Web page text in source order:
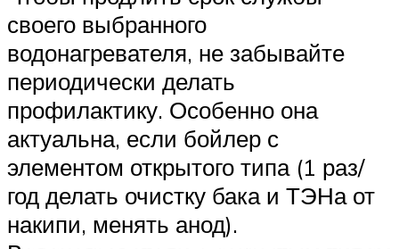
своего выбранного
водонагревателя, не забывайте
периодически делать
профилактику. Особенно она
актуальна, если бойлер с
элементом открытого типа (1 раз/
год делать очистку бака и ТЭНа от
накипи, менять анод).